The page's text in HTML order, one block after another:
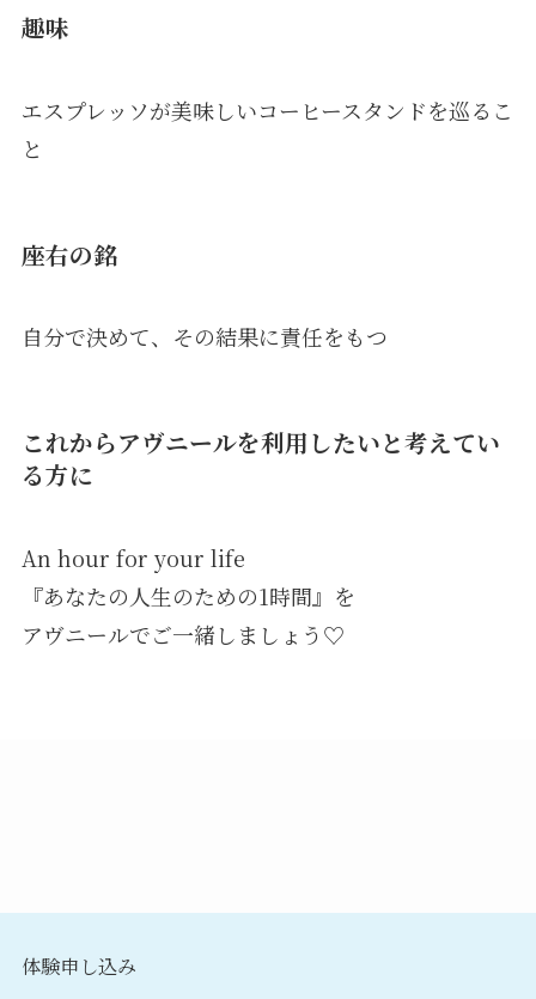
趣味
エスプレッソが美味しいコーヒースタンドを巡るこ
と
座右の銘
自分で決めて、その結果に責任をもつ
これからアヴニールを利用したいと考えてい
る方に
An hour for your life
『あなたの人生のための1時間』を
アヴニールでご一緒しましょう♡
体験申し込み